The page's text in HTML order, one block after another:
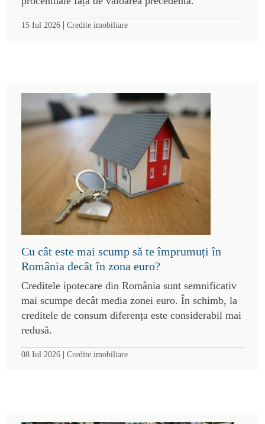
15 Iul 2026 | Credite imobiliare
Cu cât este mai scump să te împrumuți în
România decât în zona euro?
Creditele ipotecare din România sunt semnificativ
mai scumpe decât media zonei euro. În schimb, la
creditele de consum diferența este considerabil mai
redusă.
08 Iul 2026 | Credite imobiliare